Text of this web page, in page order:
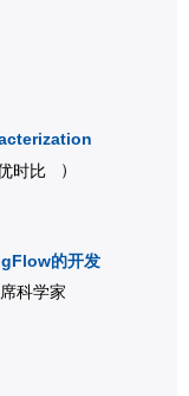
时比 ）
的开发
科学家